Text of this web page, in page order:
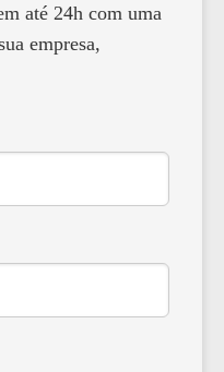
até 24h com uma
empresa,